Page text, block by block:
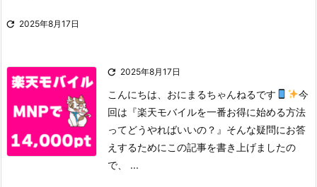
 2025年8月17日
 2025年8月17日
こんにちは、おにまるちゃんねるです
今
回は 『楽天モバイルを一番お得に始める方法
ってどうやればいいの？』 そんな疑問にお答
えするためにこの記事を書き上げましたの
で、 ...